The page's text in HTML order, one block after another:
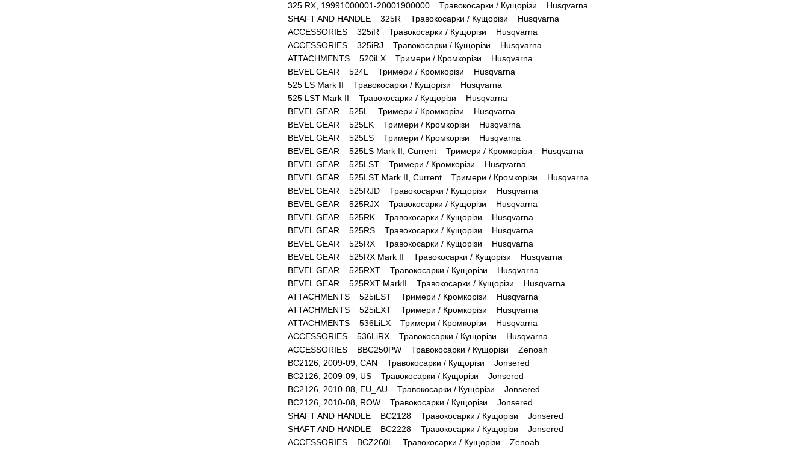
325 RX, 19991000001-20001900000 Травокосарки / Кущорізи Husqvarna
SHAFT AND HANDLE 325R Травокосарки / Кущорізи Husqvarna
ACCESSORIES 325iR Травокосарки / Кущорізи Husqvarna
ACCESSORIES 325iRJ Травокосарки / Кущорізи Husqvarna
ATTACHMENTS 520iLX Тримери / Кромкорізи Husqvarna
BEVEL GEAR 524L Тримери / Кромкорізи Husqvarna
525 LS Mark II Травокосарки / Кущорізи Husqvarna
525 LST Mark II Травокосарки / Кущорізи Husqvarna
BEVEL GEAR 525L Тримери / Кромкорізи Husqvarna
BEVEL GEAR 525LK Тримери / Кромкорізи Husqvarna
BEVEL GEAR 525LS Тримери / Кромкорізи Husqvarna
BEVEL GEAR 525LS Mark II, Current Тримери / Кромкорізи Husqvarna
BEVEL GEAR 525LST Тримери / Кромкорізи Husqvarna
BEVEL GEAR 525LST Mark II, Current Тримери / Кромкорізи Husqvarna
BEVEL GEAR 525RJD Травокосарки / Кущорізи Husqvarna
BEVEL GEAR 525RJX Травокосарки / Кущорізи Husqvarna
BEVEL GEAR 525RK Травокосарки / Кущорізи Husqvarna
BEVEL GEAR 525RS Травокосарки / Кущорізи Husqvarna
BEVEL GEAR 525RX Травокосарки / Кущорізи Husqvarna
BEVEL GEAR 525RX Mark II Травокосарки / Кущорізи Husqvarna
BEVEL GEAR 525RXT Травокосарки / Кущорізи Husqvarna
BEVEL GEAR 525RXT MarkII Травокосарки / Кущорізи Husqvarna
ATTACHMENTS 525iLST Тримери / Кромкорізи Husqvarna
ATTACHMENTS 525iLXT Тримери / Кромкорізи Husqvarna
ATTACHMENTS 536LiLX Тримери / Кромкорізи Husqvarna
ACCESSORIES 536LiRX Травокосарки / Кущорізи Husqvarna
ACCESSORIES BBC250PW Травокосарки / Кущорізи Zenoah
BC2126, 2009-09, CAN Травокосарки / Кущорізи Jonsered
BC2126, 2009-09, US Травокосарки / Кущорізи Jonsered
BC2126, 2010-08, EU_AU Травокосарки / Кущорізи Jonsered
BC2126, 2010-08, ROW Травокосарки / Кущорізи Jonsered
SHAFT AND HANDLE BC2128 Травокосарки / Кущорізи Jonsered
SHAFT AND HANDLE BC2228 Травокосарки / Кущорізи Jonsered
ACCESSORIES BCZ260L Травокосарки / Кущорізи Zenoah